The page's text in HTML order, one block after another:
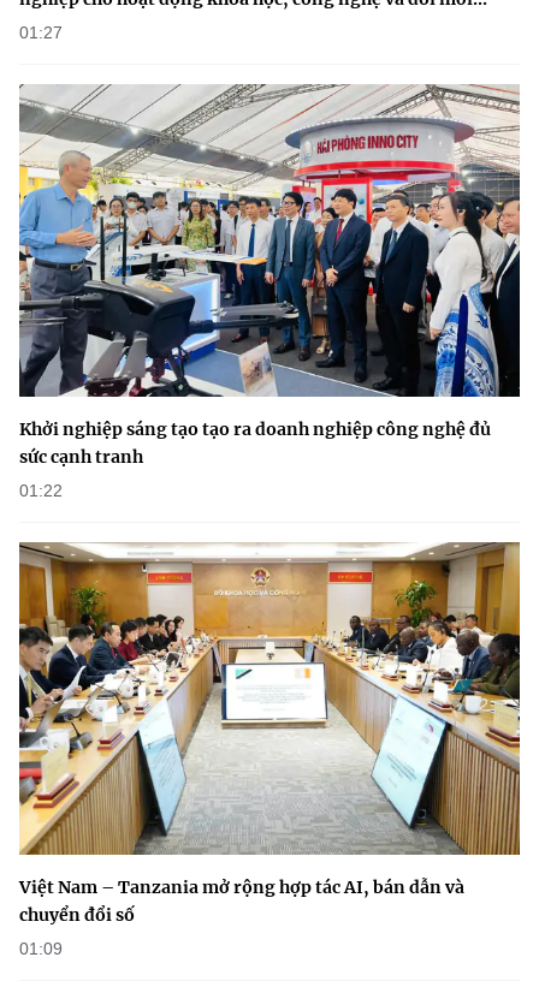
(Ghi rõ nguồn "https://mst.gov.vn" khi phát hành lại thông tin từ
website này)
01:27
Khởi nghiệp sáng tạo tạo ra doanh nghiệp công nghệ đủ
sức cạnh tranh
01:22
Việt Nam – Tanzania mở rộng hợp tác AI, bán dẫn và
chuyển đổi số
01:09